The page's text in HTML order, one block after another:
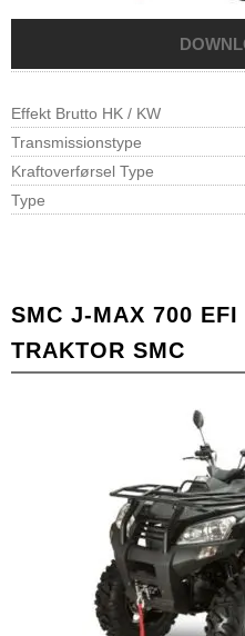
Effekt Brutto HK / KW
Transmissionstype
Kraftoverførsel Type
Type
SMC J-MAX 700 EFI
TRAKTOR SMC